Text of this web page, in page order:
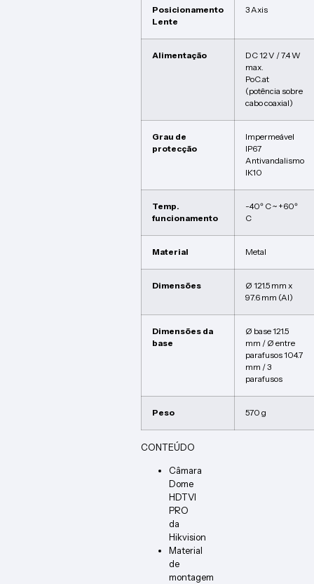
Posicionamento
Lente
3 Axis
Alimentação
DC 12 V / 7.4 W
max.
PoC.at
(potência sobre
cabo coaxial)
Grau de
protecção
Impermeável
IP67
Antivandalismo
IK10
Temp.
funcionamento
-40º C ~ +60º
C
Material Metal
Dimensões
Ø 121.5 mm x
97.6 mm (Al)
Dimensões da
base
Ø base 121.5
mm / Ø entre
parafusos 104.7
mm / 3
parafusos
Peso 570 g
CONTEÚDO
Câmara
Dome
HDTVI
PRO
da
Hikvision
Material
de
montagem